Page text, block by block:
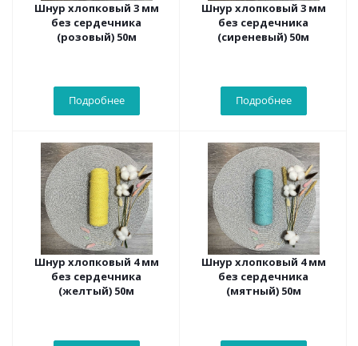
Шнур хлопковый 3 мм
без сердечника
(розовый) 50м
Подробнее
Шнур хлопковый 3 мм
без сердечника
(сиреневый) 50м
Подробнее
Шнур хлопковый 4 мм
без сердечника
(желтый) 50м
Шнур хлопковый 4 мм
без сердечника
(мятный) 50м